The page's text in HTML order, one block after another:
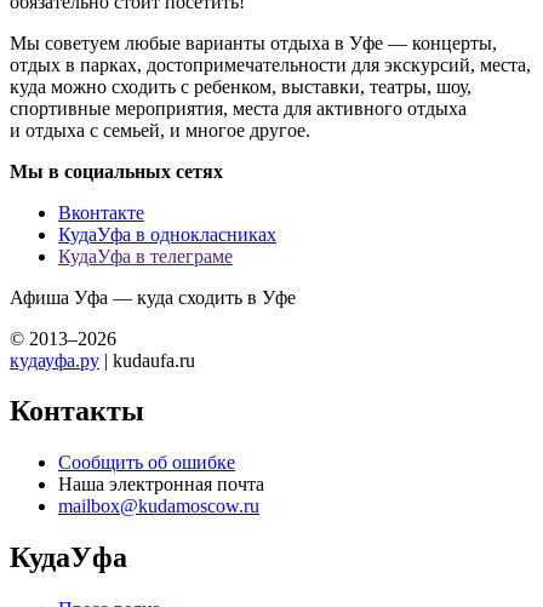
Мы советуем любые варианты отдыха в Уфе — концерты,
отдых в парках, достопримечательности для экскурсий, места,
куда можно сходить с ребенком, выставки, театры, шоу,
спортивные мероприятия, места для активного отдыха
и отдыха с семьей, и многое другое.
Мы в социальных сетях
Вконтакте
КудаУфа в однокласниках
КудаУфа в телеграме
Афиша Уфа — куда сходить в Уфе
© 2013–2026
кудауфа.ру | kudaufa.ru
Контакты
Сообщить об ошибке
Наша электронная почта
mailbox@kudamoscow.ru
КудаУфа